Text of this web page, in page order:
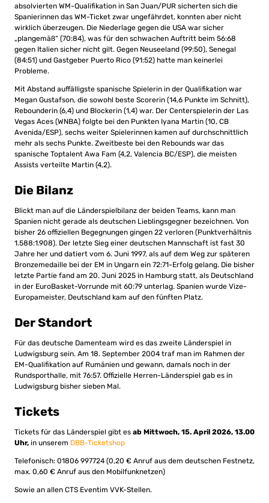
absolvierten WM-Qualifikation in San Juan/PUR sicherten sich die
Spanierinnen das WM-Ticket zwar ungefährdet, konnten aber nicht
wirklich überzeugen. Die Niederlage gegen die USA war sicher
„plangemäß“ (70:84), was für den schwachen Auftritt beim 56:68
gegen Italien sicher nicht gilt. Gegen Neuseeland (99:50), Senegal
(84:51) und Gastgeber Puerto Rico (91:52) hatte man keinerlei
Probleme.
Mit Abstand auffälligste spanische Spielerin in der Qualifikation war
Megan Gustafson, die sowohl beste Scorerin (14,6 Punkte im Schnitt),
Rebounderin (6,4) und Blockerin (1,4) war. Der Centerspielerin der Las
Vegas Aces (WNBA) folgte bei den Punkten Iyana Martin (10, CB
Avenida/ESP), sechs weiter Spielerinnen kamen auf durchschnittlich
mehr als sechs Punkte. Zweitbeste bei den Rebounds war das
spanische Toptalent Awa Fam (4,2, Valencia BC/ESP), die meisten
Assists verteilte Martin (4,2).
Die Bilanz
Blickt man auf die Länderspielbilanz der beiden Teams, kann man
Spanien nicht gerade als deutschen Lieblingsgegner bezeichnen. Von
bisher 26 offiziellen Begegnungen gingen 22 verloren (Punktverhältnis
1.588:1.908). Der letzte Sieg einer deutschen Mannschaft ist fast 30
Jahre her und datiert vom 6. Juni 1997, als auf dem Weg zur späteren
Bronzemedaille bei der EM in Ungarn ein 72:71-Erfolg gelang. Die bisher
letzte Partie fand am 20. Juni 2025 in Hamburg statt, als Deutschland
in der EuroBasket-Vorrunde mit 60:79 unterlag. Spanien wurde Vize-
Europameister, Deutschland kam auf den fünften Platz.
Der Standort
Für das deutsche Damenteam wird es das zweite Länderspiel in
Ludwigsburg sein. Am 18. September 2004 traf man im Rahmen der
EM-Qualifikation auf Rumänien und gewann, damals noch in der
Rundsporthalle, mit 76:57. Offizielle Herren-Länderspiel gab es in
Ludwigsburg bisher sieben Mal.
Tickets
Tickets für das Länderspiel gibt es ab Mittwoch, 15. April 2026, 13.00
Uhr, in unserem DBB-Ticketshop
Telefonisch: 01806 997724 (0,20 € Anruf aus dem deutschen Festnetz,
max. 0,60 € Anruf aus den Mobilfunknetzen)
Sowie an allen CTS Eventim VVK-Stellen.